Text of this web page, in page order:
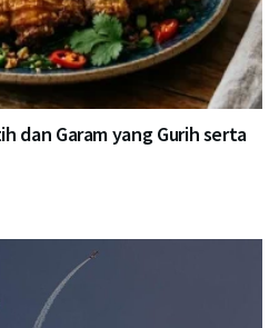
dan Garam yang Gurih serta